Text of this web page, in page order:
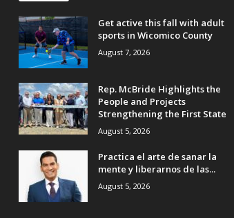
Get active this fall with adult
sports in Wicomico County
August 7, 2026
Rep. McBride Highlights the
People and Projects
Strengthening the First State
August 5, 2026
Practica el arte de sanar la
mente y liberarnos de las...
August 5, 2026